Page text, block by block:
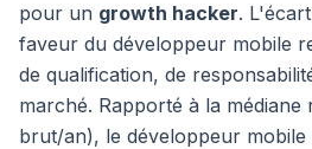
pour un growth hacker.
faveur du développeur mobile
de qualification, de
marché. Rapporté à la
brut/an), le développeur